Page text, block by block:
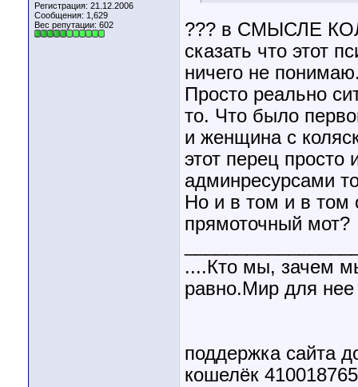
Регистрация: 21.12.2006
Сообщения: 1,629
Вес репутации: 602
??? в СМЫСЛЕ
сказать что этот
ничего не
Просто реально
то. Что было
и женщина с
этот перец просто
админресурсами
Но и в том и в том
прямоточный мот?
....Кто мы, зачем
равно.Мир для нее
поддержка сайта
кошелёк